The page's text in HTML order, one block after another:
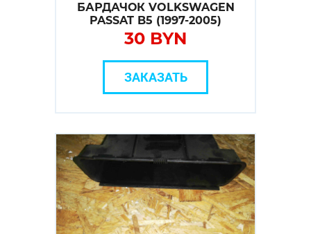
БАРДАЧОК VOLKSWAGEN
PASSAT B5 (1997-2005)
30 BYN
ЗАКАЗАТЬ